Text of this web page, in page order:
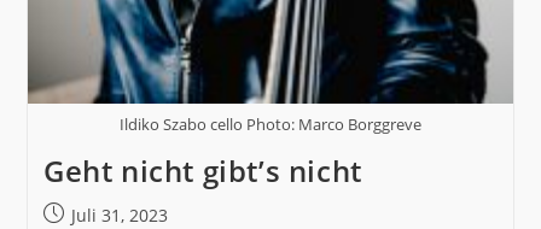
Ildiko Szabo cello Photo: Marco Borggreve
Geht nicht gibt’s nicht
BeitragJuli 31, 2023